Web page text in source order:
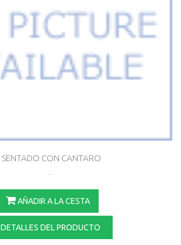
SENTADO CON CANTARO
AÑADIR A LA CESTA
DETALLES DEL PRODUCTO